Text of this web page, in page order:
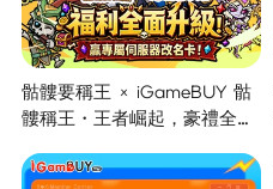
骷髏要稱王 × iGameBUY 骷
髏稱王・王者崛起，豪禮全面